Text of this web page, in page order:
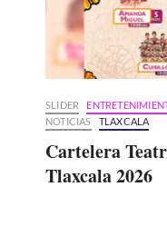
SLIDER
NOTICIAS
TLAXCALA
Cartelera
Tlaxcala 2026